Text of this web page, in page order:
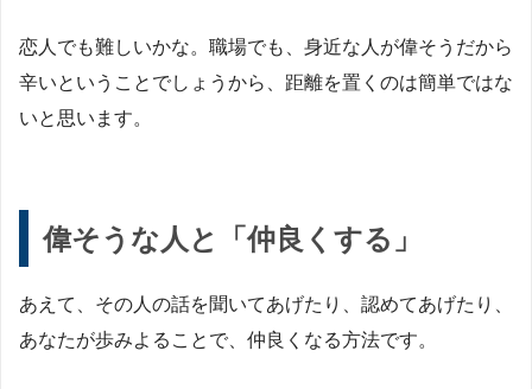
恋人でも難しいかな。職場でも、身近な人が偉そうだから
辛いということでしょうから、距離を置くのは簡単ではな
いと思います。
偉そうな人と「仲良くする」
あえて、その人の話を聞いてあげたり、認めてあげたり、
あなたが歩みよることで、仲良くなる方法です。